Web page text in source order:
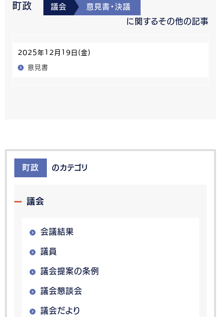
町政 議会 意見書・決議
に関するその他の記事
2025年12月19日(金)
意見書
町政 のカテゴリ
議会
会議結果
議員
議会提案の条例
議会懇談会
議会だより